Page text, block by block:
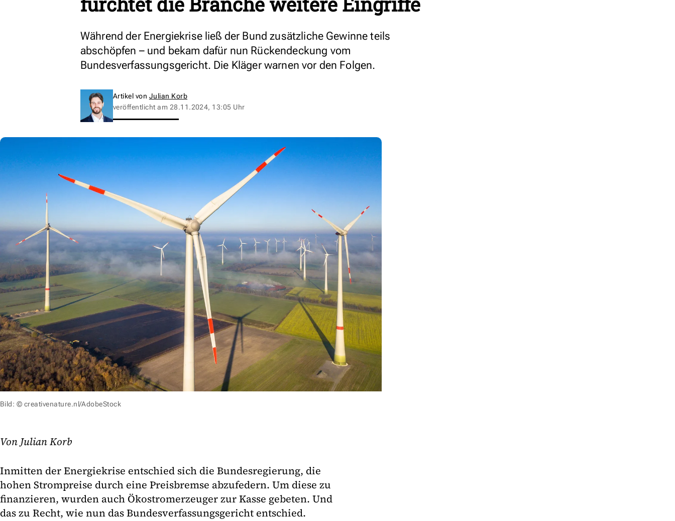
Während der Energiekrise ließ der Bund zusätzliche Gewinne teils
abschöpfen – und bekam dafür nun Rückendeckung vom
Bundesverfassungsgericht. Die Kläger warnen vor den Folgen.
Artikel von Julian Korb
veröffentlicht am 28.11.2024, 13:05 Uhr
Bild: © creativenature.nl/AdobeStock
Von Julian Korb
Inmitten der Energiekrise entschied sich die Bundesregierung, die
hohen Strompreise durch eine Preisbremse abzufedern. Um diese zu
finanzieren, wurden auch Ökostromerzeuger zur Kasse gebeten. Und
das zu Recht, wie nun das Bundesverfassungsgericht entschied.